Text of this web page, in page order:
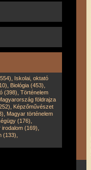
, Iskolai, oktató
, Biológia (453),
(398), Történelem
földrajza
, Képzőművészet
, Magyar történelem
(176),
irodalom (169),
(133),